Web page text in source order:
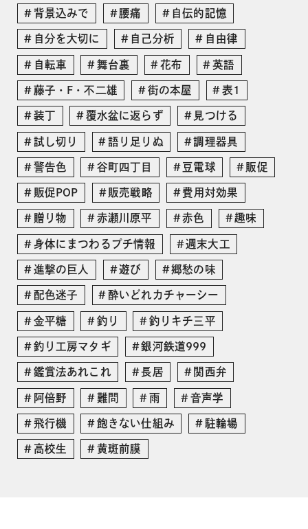
背景込みで 腰痛 自伝的記憶
自分を大切に 自己分析 自由律
自転車 舞台裏 花布 英語
藤子・F・不二雄 街の本屋 表1
装丁 覆水盆に返らず 見つける
試し切り 語り足りぬ 調理器具
警告色 谷町四丁目 豆電球 販促
販促POP 販売戦略 費用対効果
贈り物 赤瀬川原平 赤色 趣味
身体にまつわるプチ情報 週末大工
進撃の巨人 遊び 郷愁の味
配色迷子 酔いどれカチャーシー
金平糖 釣り 釣りキチ三平
釣り工房マタギ 銀河鉄道999
鑑賞法あれこれ 長居 関西弁
阿倍野 難問 雨 音声学
飛行機 飽きない仕組み 駐輪場
高校生 黄斑前膜